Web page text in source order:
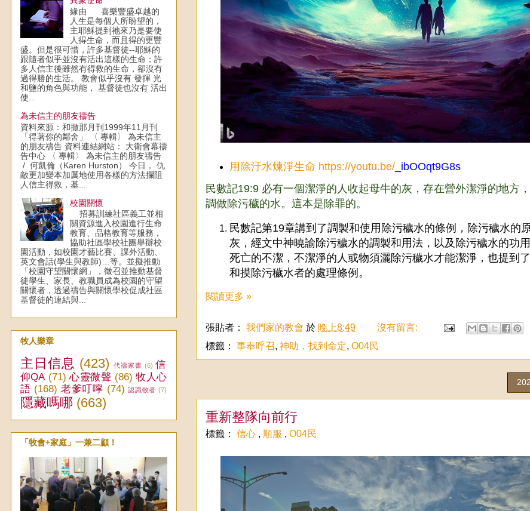
用除汙水煉淨生命 https://youtu.be/ _ibOOqt9G8s
民數記19:9 必有一個潔淨的人收起母牛的灰，存在營外潔淨的地方
調做除污穢的水。這本是除罪的。
民數記第19章講到了調製和使用除污穢水的條例，除污穢水的
灰，經文中神曉諭除污穢水的調製和用法，以及除污穢水的功
死亡的不潔，不潔淨的人或物須灑除污穢水才能潔淨，也提到
和摸除污穢水者的處理條例。
閱讀更多 »
張貼者： 我們家的教會 於 晚上8:49
沒有留言:
標籤： 事奉呼召, 神助，找到命定, O04民
重新整隊向前行
標籤： 信心 , 順服 , O04民
緣由 喜樂豐盛卓越的
人生是每個人所盼望的，
主耶穌提到祂來乃是要使
人得生命，而且得的更豐
盛。但是很可惜，許多基督徒--耶穌的
跟隨者似乎並沒有活出這樣的生命；許
多人信主後雖然有得救的生命，卻沒有
過得勝的生活。 教會似乎沒有 發揮 光
和鹽的角色與功能， 基督徒也沒有 活出
使...
為未信主的朋友禱告
資料來源：和撒那月刊1999年11月刊
「得著你的鄰舍」 〈 專輯〉 為未信主
的朋友禱告 資料連結網站： 大衛會幕禱
告中心 〈 專輯〉 為未信主的朋友禱告
/ 何凱倫（Karen Hurston） 今日， 仇
敵更加變本加厲地使用各樣的方法攔阻
人信主得救，基...
校園關懷
招募訓練社區義工並相
關資源進入校園進行生命
教育、品格教育等服務，
協助社區學校社團舉辦校
園活動，如校園才藝比賽、課外活動、
英文會話(學生與教師)…等。並擬推動
「校園守望關懷網」，徵召並推動基督
徒學生、家長、教職員成為校園的守望
關懷者，透過禱告與關懷學校促成社區
基督徒的連結與...
牧人樂章
主日信息 (423) 代禱家書 (6) 信
仰QA (71) 心靈微聲 (86) 牧人心
語 (168) 老爹叮嚀 (74) 認識牧者 (7)
隱藏嗎哪 (663)
「牧會+家庭」一兼二顧！